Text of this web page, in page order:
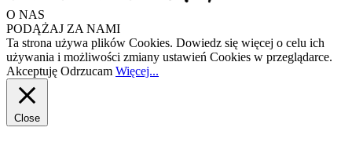
O NAS
PODĄŻAJ ZA NAMI
Ta strona używa plików Cookies. Dowiedz się więcej o celu ich
używania i możliwości zmiany ustawień Cookies w przeglądarce.
Akceptuję Odrzucam Więcej...
Close